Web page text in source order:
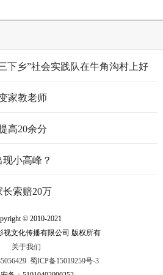
下乡”社会实践队在牛角沟村上好
家教老师
高20余分
小高峰？
长索赔20万
© 2010-2021
视文化传播有限公司 版权所有
关于我们
蜀ICP备15019259号-3